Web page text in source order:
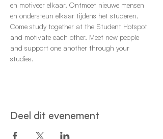
en motiveer elkaar. Ontmoet nieuwe mensen
en ondersteun elkaar tijdens het studeren.
Come study together at the Student Hotspot
and motivate each other. Meet new people
and support one another through your
studies.
Deel dit evenement